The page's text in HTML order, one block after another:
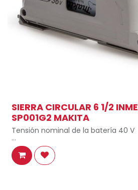
SIERRA CIRCULAR 6 1/2
SP001G2 MAKITA
Tensión nominal de la batería 40 V
Tensión XGT
Química de la batería (Ni-Cd / Ni-